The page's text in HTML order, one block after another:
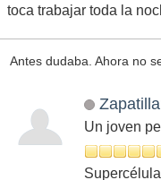
toca trabajar toda la
Antes dudaba. Ahora no
Un joven